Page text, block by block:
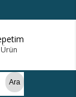
Ürün